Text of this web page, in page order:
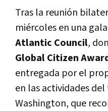
Tras la reunión
miércoles en una
Atlantic Council,
Global Citizen
entregada por el
en las actividades
Washington, que